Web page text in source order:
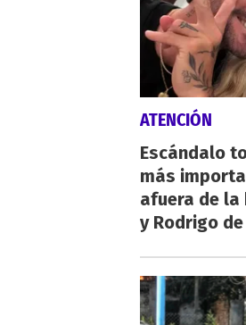
ATENCIÓN
Escándalo
más
afuera de la
y Rodrigo